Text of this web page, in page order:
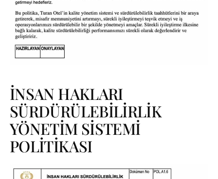
İNSAN HAKLARI
SÜRDÜRÜLEBİLİRLİK
YÖNETİM SİSTEMİ
POLİTİKASI